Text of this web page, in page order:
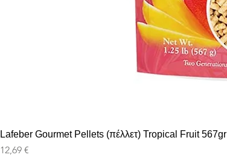
Lafeber Gourmet Pellets (πέλλετ) Tropical Fruit 567gr
Pris
12,69 €